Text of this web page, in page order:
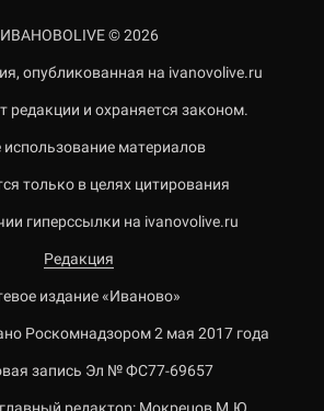
ИВАНОВОLIVE © 2026
опубликованная на ivanovolive.ru
редакции и охраняется законом.
материалов
только в целях цитирования
гиперссылки на ivanovolive.ru
Редакция
издание «Иваново»
Роскомнадзором 2 мая 2017 года
запись Эл № ФС77-69657